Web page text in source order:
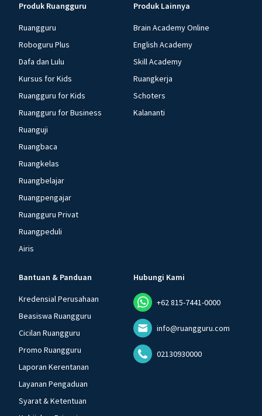
Produk Ruangguru
Ruangguru
Roboguru Plus
Dafa dan Lulu
Kursus for Kids
Ruangguru for Kids
Ruangguru for Business
Ruanguji
Ruangbaca
Ruangkelas
Ruangbelajar
Ruangpengajar
Ruangguru Privat
Ruangpeduli
Airis
Produk Lainnya
Brain Academy Online
English Academy
Skill Academy
Ruangkerja
Schoters
Kalananti
Bantuan & Panduan
Kredensial Perusahaan
Beasiswa Ruangguru
Cicilan Ruangguru
Promo Ruangguru
Laporan Kerentanan
Layanan Pengaduan
Syarat & Ketentuan
Hubungi Kami
+62 815-7441-0000
info@ruangguru.com
02130930000